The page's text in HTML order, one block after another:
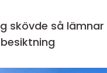
du bostaden